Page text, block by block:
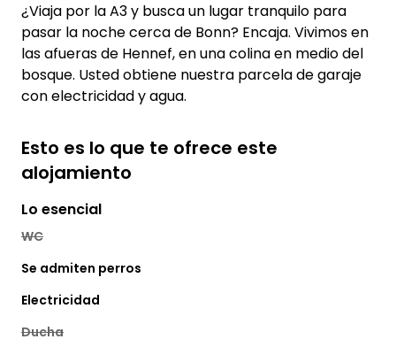
¿Viaja por la A3 y busca un lugar tranquilo para
pasar la noche cerca de Bonn? Encaja. Vivimos en
las afueras de Hennef, en una colina en medio del
bosque. Usted obtiene nuestra parcela de garaje
con electricidad y agua.
Esto es lo que te ofrece este
alojamiento
Lo esencial
WC
Se admiten perros
Electricidad
Ducha